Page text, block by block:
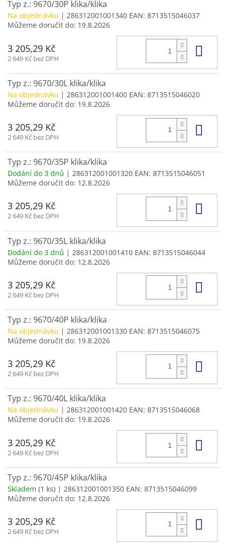
Typ z.: 9670/30P klika/klika
Na objednávku | 286312001001340 EAN: 8713515046037
Můžeme doručit do: 19.8.2026
3 205,29 Kč
2 649 Kč bez DPH
Typ z.: 9670/30L klika/klika
Na objednávku | 286312001001400 EAN: 8713515046020
Můžeme doručit do: 19.8.2026
3 205,29 Kč
2 649 Kč bez DPH
Typ z.: 9670/35P klika/klika
Dodání do 3 dnů | 286312001001320 EAN: 8713515046051
Můžeme doručit do: 12.8.2026
3 205,29 Kč
2 649 Kč bez DPH
Typ z.: 9670/35L klika/klika
Dodání do 3 dnů | 286312001001410 EAN: 8713515046044
Můžeme doručit do: 12.8.2026
3 205,29 Kč
2 649 Kč bez DPH
Typ z.: 9670/40P klika/klika
Na objednávku | 286312001001330 EAN: 8713515046075
Můžeme doručit do: 19.8.2026
3 205,29 Kč
2 649 Kč bez DPH
Typ z.: 9670/40L klika/klika
Na objednávku | 286312001001420 EAN: 8713515046068
Můžeme doručit do: 19.8.2026
3 205,29 Kč
2 649 Kč bez DPH
Typ z.: 9670/45P klika/klika
Skladem (1 ks) | 286312001001350 EAN: 8713515046099
Můžeme doručit do: 12.8.2026
3 205,29 Kč
2 649 Kč bez DPH